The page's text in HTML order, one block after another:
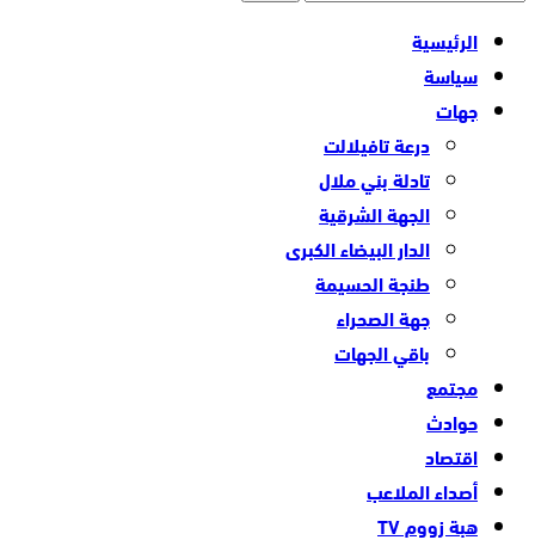
الرئيسية
سياسة
جهات
درعة تافيلالت
تادلة بني ملال
الجهة الشرقية
الدار البيضاء الكبرى
طنجة الحسيمة
جهة الصحراء
باقي الجهات
مجتمع
حوادث
اقتصاد
أصداء الملاعب
هبة زووم TV